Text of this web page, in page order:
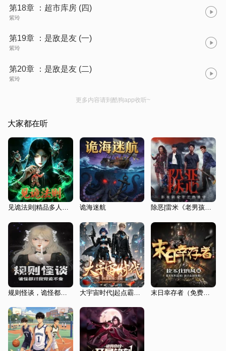
第18章 ：超市库房 (四)
紫玲
第19章 ：是敌是友 (一)
紫玲
第20章 ：是敌是友 (二)
紫玲
更多内容请到酷狗app收听~
大家都在听
见诡法则|精品多人版|无限流|规则怪谈|恐怖悬疑 诡海迷航 除恶|雷米《老男孩》|任素汐、王骁领衔主演《除恶》影视原著|滕华涛导演
大宇宙时代|起点霸榜经典|白金作家zhttty末世科幻 末日幸存者（免费精品多人有声剧）